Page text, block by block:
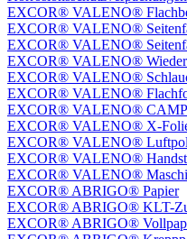
EXCOR® VALENO®
EXCOR® VALENO®
EXCOR® VALENO®
EXCOR® VALENO®
EXCOR® VALENO®
EXCOR® VALENO®
EXCOR® VALENO®
EXCOR® VALENO® X-
EXCOR® VALENO®
EXCOR® VALENO®
EXCOR® VALENO®
EXCOR® ABRIGO® Papier
EXCOR® ABRIGO® KLT-
EXCOR® ABRIGO®